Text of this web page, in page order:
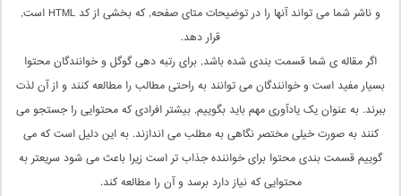
و ناشر شما می تواند آنها را در توضیحات متای صفحه, که بخشی از کد HTML است,
قرار دهد.
اگر مقاله ی شما قسمت بندی شده باشد, برای رتبه دهی گوگل و خوانندگان محتوا
بسیار مفید است و خوانندگان می توانند به راحتی مطالب را مطالعه کنند و از آن لذت
ببرند. به عنوان یک یادآوری مهم باید بگوییم, بیشتر افرادی که محتوایی را جستجو می
کنند به صورت خیلی مختصر نگاهی به مطلب می اندازند. به این دلیل است که می
گوییم قسمت بندی محتوا برای خواننده جذاب تر است زیرا باعث می شود سریعتر به
محتوایی که نیاز دارد برسد و آن را مطالعه کند.